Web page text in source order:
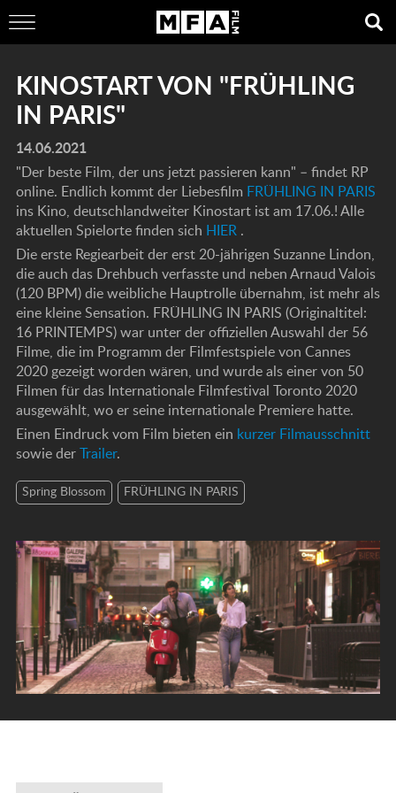
KINOSTART VON "FRÜHLING
IN PARIS"
14.06.2021
"Der beste Film, der uns jetzt passieren kann" – findet RP
online. Endlich kommt der Liebesfilm FRÜHLING IN PARIS
ins Kino, deutschlandweiter Kinostart ist am 17.06.! Alle
aktuellen Spielorte finden sich HIER .
Die erste Regiearbeit der erst 20-jährigen Suzanne Lindon,
die auch das Drehbuch verfasste und neben Arnaud Valois
(120 BPM) die weibliche Hauptrolle übernahm, ist mehr als
eine kleine Sensation. FRÜHLING IN PARIS (Originaltitel:
16 PRINTEMPS) war unter der offiziellen Auswahl der 56
Filme, die im Programm der Filmfestspiele von Cannes
2020 gezeigt worden wären, und wurde als einer von 50
Filmen für das Internationale Filmfestival Toronto 2020
ausgewählt, wo er seine internationale Premiere hatte.
Einen Eindruck vom Film bieten ein kurzer Filmausschnitt
sowie derTrailer.
Spring Blossom FRÜHLING IN PARIS